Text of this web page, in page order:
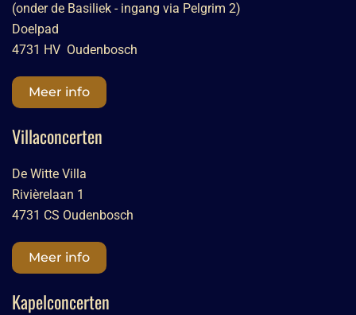
(onder de Basiliek - ingang via Pelgrim 2)
Doelpad
4731 HV Oudenbosch
Meer info
Villaconcerten
De Witte Villa
Rivièrelaan 1
4731 CS Oudenbosch
Meer info
Kapelconcerten